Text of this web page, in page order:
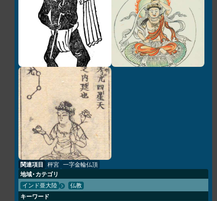
関連項目 秤宮 一字金輪仏頂
地域・カテゴリ
インド亜大陸 仏教
キーワード